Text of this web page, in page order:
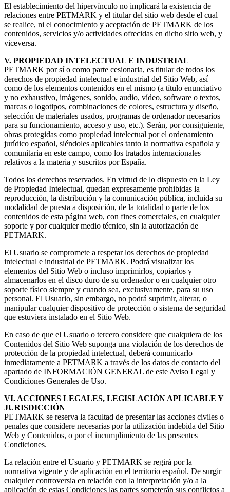
El establecimiento del hipervínculo no implicará la existencia de
relaciones entre PETMARK y el titular del sitio web desde el cual
se realice, ni el conocimiento y aceptación de PETMARK de los
contenidos, servicios y/o actividades ofrecidas en dicho sitio web, y
viceversa.
V. PROPIEDAD INTELECTUAL E INDUSTRIAL
PETMARK por sí o como parte cesionaria, es titular de todos los
derechos de propiedad intelectual e industrial del Sitio Web, así
como de los elementos contenidos en el mismo (a título enunciativo
y no exhaustivo, imágenes, sonido, audio, vídeo, software o textos,
marcas o logotipos, combinaciones de colores, estructura y diseño,
selección de materiales usados, programas de ordenador necesarios
para su funcionamiento, acceso y uso, etc.). Serán, por consiguiente,
obras protegidas como propiedad intelectual por el ordenamiento
jurídico español, siéndoles aplicables tanto la normativa española y
comunitaria en este campo, como los tratados internacionales
relativos a la materia y suscritos por España.
Todos los derechos reservados. En virtud de lo dispuesto en la Ley
de Propiedad Intelectual, quedan expresamente prohibidas la
reproducción, la distribución y la comunicación pública, incluida su
modalidad de puesta a disposición, de la totalidad o parte de los
contenidos de esta página web, con fines comerciales, en cualquier
soporte y por cualquier medio técnico, sin la autorización de
PETMARK.
El Usuario se compromete a respetar los derechos de propiedad
intelectual e industrial de PETMARK. Podrá visualizar los
elementos del Sitio Web o incluso imprimirlos, copiarlos y
almacenarlos en el disco duro de su ordenador o en cualquier otro
soporte físico siempre y cuando sea, exclusivamente, para su uso
personal. El Usuario, sin embargo, no podrá suprimir, alterar, o
manipular cualquier dispositivo de protección o sistema de seguridad
que estuviera instalado en el Sitio Web.
En caso de que el Usuario o tercero considere que cualquiera de los
Contenidos del Sitio Web suponga una violación de los derechos de
protección de la propiedad intelectual, deberá comunicarlo
inmediatamente a PETMARK a través de los datos de contacto del
apartado de INFORMACIÓN GENERAL de este Aviso Legal y
Condiciones Generales de Uso.
VI. ACCIONES LEGALES, LEGISLACIÓN APLICABLE Y
JURISDICCIÓN
PETMARK se reserva la facultad de presentar las acciones civiles o
penales que considere necesarias por la utilización indebida del Sitio
Web y Contenidos, o por el incumplimiento de las presentes
Condiciones.
La relación entre el Usuario y PETMARK se regirá por la
normativa vigente y de aplicación en el territorio español. De surgir
cualquier controversia en relación con la interpretación y/o a la
aplicación de estas Condiciones las partes someterán sus conflictos a